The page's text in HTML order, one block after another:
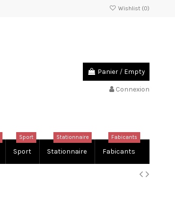
Wishlist (0)
Panier / Empty
Connexion
Sport
Sport
Stationnaire
Stationnaire
Fabicants
Fabicants